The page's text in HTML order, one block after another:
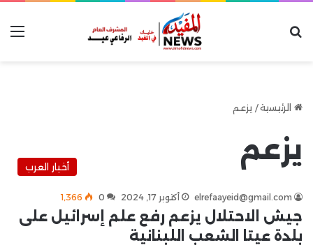
الرئيسية/ يزعم
يزعم
أخبار العرب
elrefaayeid@gmail.com أكتوبر 17, 2024 0 1٬366
جيش الاحتلال يزعم رفع علم إسرائيل على
بلدة عيتا الشعب اللبنانية